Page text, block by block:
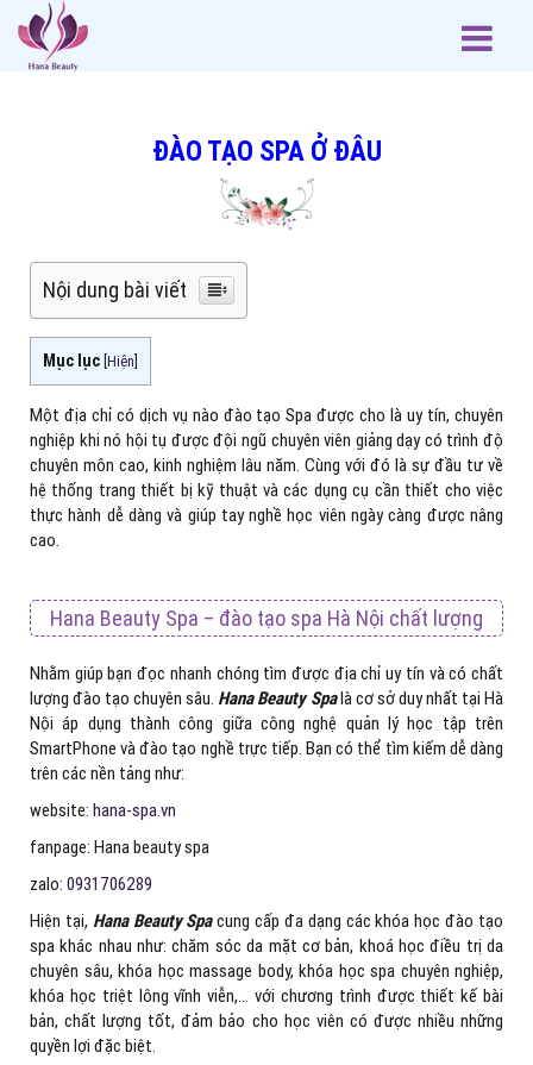
ĐÀO TẠO SPA Ở ĐÂU
Nội dung bài viết
Mục lục [Hiện]
Một địa chỉ có dịch vụ nào đào tạo Spa được cho là uy tín, chuyên
nghiệp khi nó hội tụ được đội ngũ chuyên viên giảng dạy có trình độ
chuyên môn cao, kinh nghiệm lâu năm. Cùng với đó là sự đầu tư về
hệ thống trang thiết bị kỹ thuật và các dụng cụ cần thiết cho việc
thực hành dễ dàng và giúp tay nghề học viên ngày càng được nâng
cao.
Hana Beauty Spa – đào tạo spa Hà Nội chất lượng
Nhằm giúp bạn đọc nhanh chóng tìm được địa chỉ uy tín và có chất
lượng đào tạo chuyên sâu. Hana Beauty Spalà cơ sở duy nhất tại Hà
Nội áp dụng thành công giữa công nghệ quản lý học tập trên
SmartPhone và đào tạo nghề trực tiếp. Bạn có thể tìm kiếm dễ dàng
trên các nền tảng như:
website: hana-spa.vn
fanpage: Hana beauty spa
zalo: 0931706289
Hiện tại, Hana Beauty Spacung cấp đa dạng các khóa học đào tạo
spa khác nhau như: chăm sóc da mặt cơ bản, khoá học điều trị da
chuyên sâu, khóa học massage body, khóa học spa chuyên nghiệp,
khóa học triệt lông vĩnh viễn,… với chương trình được thiết kế bài
bản, chất lượng tốt, đảm bảo cho học viên có được nhiều những
quyền lợi đặc biệt.